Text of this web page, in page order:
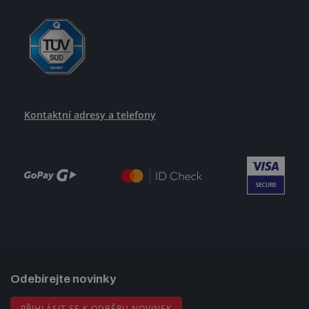
Kontaktní adresy a telefony
Odebírejte novinky